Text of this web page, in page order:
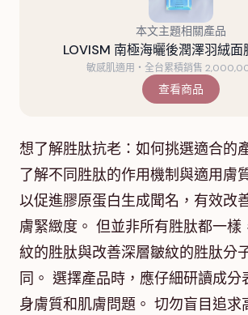
本文主題相關產品
LOVISM 南極海曬後潤澤羽絨面
敏感肌適用・全台累積銷售
查看商品
想了解胜肽抗老：如何挑選適合的
了解不同胜肽的作用機制與適用膚
以促進膠原蛋白生成聞名，有效改
膚緊緻度。 但並非所有胜肽都一樣
紋的胜肽與改善深層皺紋的胜肽分
同。 選擇產品時，應仔細研讀成分
身膚質和肌膚問題。 切勿盲目追求